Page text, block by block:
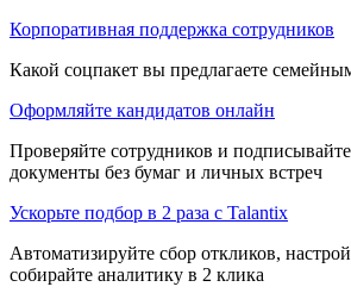
Корпоративная поддержка сотрудников
Какой соцпакет вы предлагаете
Оформляйте кандидатов онлайн
Проверяйте сотрудников и
документы без бумаг и личных встреч
Ускорьте подбор в 2 раза с Talantix
Автоматизируйте сбор откликов,
собирайте аналитику в 2 клика